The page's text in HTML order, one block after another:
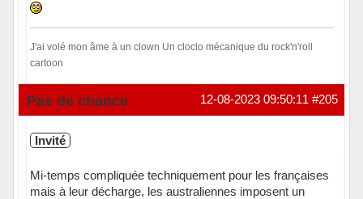
J'ai volé mon âme à un clown Un cloclo mécanique du rock'n'roll
cartoon
En ligne #205
12-08-2023 09:50:11
Pas de chance
Invité
Mi-temps compliquée techniquement pour les françaises
mais à leur décharge, les australiennes imposent un